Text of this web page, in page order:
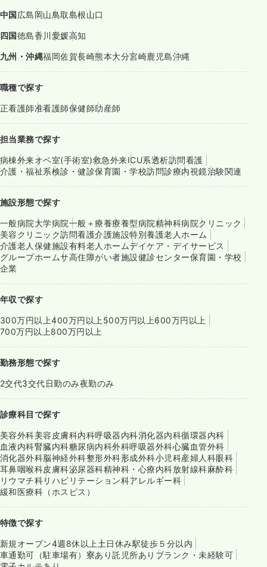
中国広島岡山鳥取島根山口
四国徳島香川愛媛高知
九州・沖縄福岡佐賀長崎熊本大分宮崎鹿児島沖縄
職種で探す
正看護師准看護師保健師助産師
担当業務で探す
病棟外来オペ室(手術室)救急外来ICU系透析訪問看護
介護・福祉系検診・健診保育園・学校訪問診療内視鏡治験関連
施設形態で探す
一般病院大学病院一般＋療養療養型病院精神科病院クリニック
美容クリニック訪問看護介護施設特別養護老人ホーム
介護老人保健施設有料老人ホームデイケア・デイサービス
グループホームサ高住障がい者施設健診センター保育園・学校
企業
年収で探す
300万円以上400万円以上 500万円以上600万円以上
700万円以上800万円以上
勤務形態で探す
2交代3交代日勤のみ夜勤のみ
診療科目で探す
美容外科美容皮膚科内科呼吸器内科消化器内科循環器内科
血液内科腎臓内科糖尿病内科外科呼吸器外科心臓血管外科
消化器外科脳神経外科整形外科形成外科小児科産婦人科眼科
耳鼻咽喉科皮膚科泌尿器科精神科・心療内科放射線科麻酔科
リウマチ科リハビリテーション科アレルギー科
緩和医療科（ホスピス）
特徴で探す
新規オープン4週8休以上 土日休み駅徒歩５分以内
車通勤可（駐車場有） 寮あり託児所あり ブランク・未経験可